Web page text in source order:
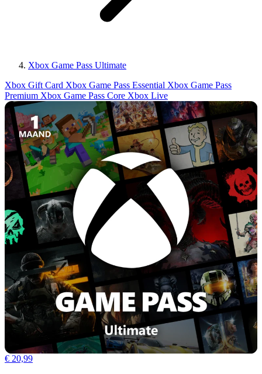
Xbox Game Pass Ultimate
Xbox Gift Card Xbox Game Pass Essential Xbox Game Pass
Premium Xbox Game Pass Core Xbox Live
€ 20,99